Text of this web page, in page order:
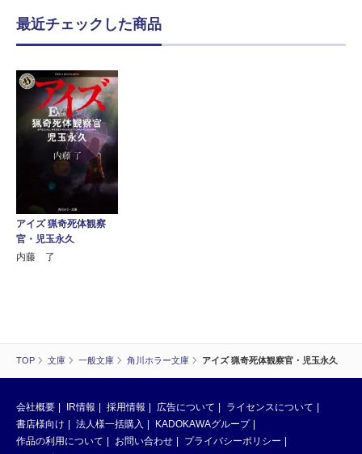
TOP 文庫 一般文庫 角川ホラー文庫 アイズ 猟奇死体観察官・児玉永久
最近チェックした商品
アイズ 猟奇死体観察
官・児玉永久
内藤 了
会社概要 IR情報 採用情報 広告について
ライセンスについて
書店様向け
法人様一括購入
KADOKAWAグループ
作品の利用について
お問い合わせ
プライバシーポリシー